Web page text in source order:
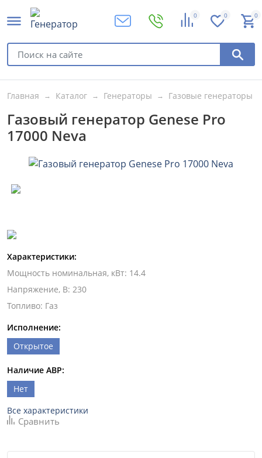
0 0 0
Главная Каталог Генераторы Газовые генераторы
Газовый генератор Genese Pro
17000 Neva
Характеристики:
Мощность номинальная, кВт: 14.4
Напряжение, В: 230
Топливо: Газ
Исполнение:
Открытое
Наличие АВР:
Нет
Все характеристики
Сравнить